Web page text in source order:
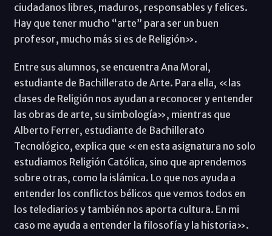
ciudadanos libres, maduros, responsables y felices.
Hay que tener mucho “arte” para ser un buen
profesor, mucho más si es de Religión».
Entre sus alumnos, se encuentra Ana Moral,
estudiante de Bachillerato de Arte. Para ella, «las
clases de Religión nos ayudan a reconocer y entender
las obras de arte, su simbología», mientras que
Alberto Ferrer, estudiante de Bachillerato
Tecnológico, explica que «en esta asignatura no solo
estudiamos Religión Católica, sino que aprendemos
sobre otras, como la islámica. Lo que nos ayuda a
entender los conflictos bélicos que vemos todos en
los telediarios y también nos aporta cultura. En mi
caso me ayuda a entender la filosofía y la historia».